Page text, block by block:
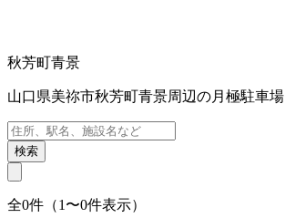
秋芳町青景
山口県美祢市秋芳町青景周辺の月極駐車場
検索
全0件（1〜0件表示）